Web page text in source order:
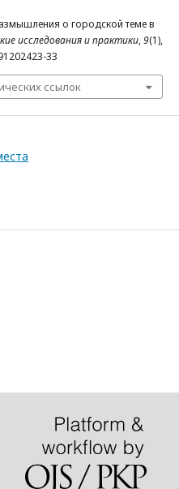
о городской теме в
исследования и практики,9(1),
33
ссылок